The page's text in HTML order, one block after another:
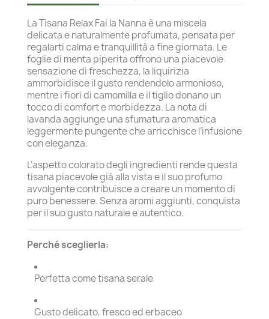
La Tisana Relax Fai la Nanna è una miscela
delicata e naturalmente profumata, pensata per
regalarti calma e tranquillità a fine giornata. Le
foglie di menta piperita offrono una piacevole
sensazione di freschezza, la liquirizia
ammorbidisce il gusto rendendolo armonioso,
mentre i fiori di camomilla e il tiglio donano un
tocco di comfort e morbidezza. La nota di
lavanda aggiunge una sfumatura aromatica
leggermente pungente che arricchisce l’infusione
con eleganza.
L’aspetto colorato degli ingredienti rende questa
tisana piacevole già alla vista e il suo profumo
avvolgente contribuisce a creare un momento di
puro benessere. Senza aromi aggiunti, conquista
per il suo gusto naturale e autentico.
Perché sceglierla:
Perfetta come tisana serale
Gusto delicato, fresco ed erbaceo